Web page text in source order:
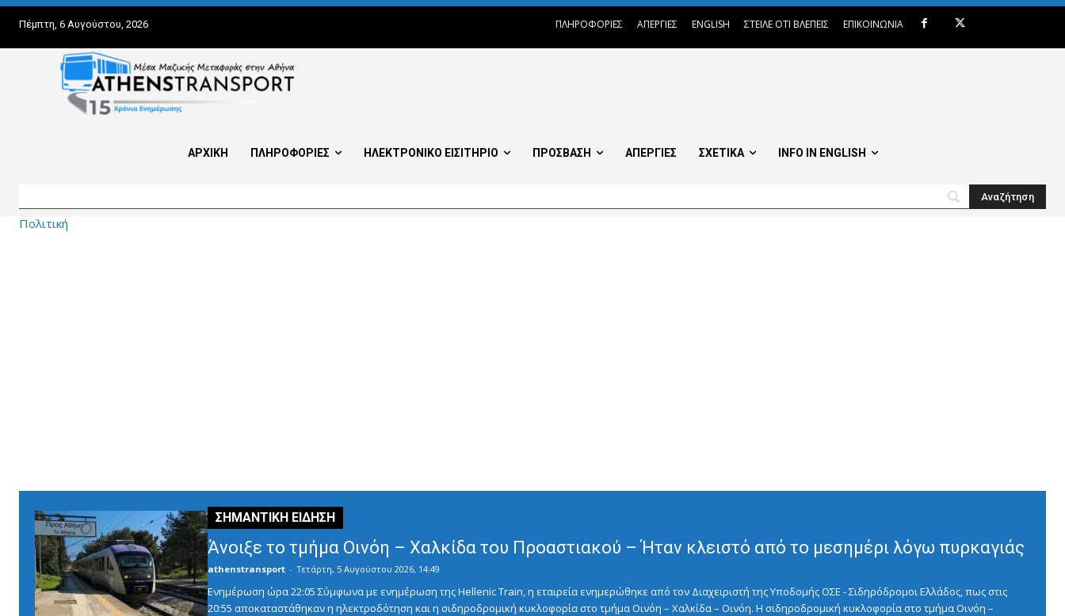
Πέμπτη, 6 Αυγούστου, 2026 ΠΛΗΡΟΦΟΡΙΕΣ ΑΠΕΡΓΙΕΣ ENGLISH ΣΤΕΙΛΕ ΟΤΙ ΒΛΕΠΕΙΣ ΕΠΙΚΟΙΝΩΝΙΑ
ΑΡΧΙΚΗ ΠΛΗΡΟΦΟΡΙΕΣ ΗΛΕΚΤΡΟΝΙΚΟ ΕΙΣΙΤΗΡΙΟ ΠΡΟΣΒΑΣΗ ΑΠΕΡΓΙΕΣ ΣΧΕΤΙΚΑ INFO IN ENGLISH
Πολιτική
Άνοιξε το τμήμα Οινόη – Χαλκίδα του Προαστιακού – Ήταν κλειστό από το μεσημέρι λόγω πυρκαγιάς
athenstransport - Τετάρτη, 5 Αυγούστου 2026, 14:49
Ενημέρωση ώρα 22:05 Σύμφωνα με ενημέρωση της Hellenic Train, η εταιρεία ενημερώθηκε από τον Διαχειριστή της Υποδομής ΟΣΕ - Σιδηρόδρομοι Ελλάδος, πως στις
20:55 αποκαταστάθηκαν η ηλεκτροδότηση και η σιδηροδρομική κυκλοφορία στο τμήμα Οινόη – Χαλκίδα – Οινόη. Η σιδηροδρομική κυκλοφορία στο τμήμα Οινόη –